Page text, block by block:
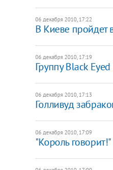
06 декабря 2010, 17:22
В Киеве пройдет
06 декабря 2010, 17:19
Группу Black
06 декабря 2010, 17:13
Голливуд
06 декабря 2010, 17:09
"Король